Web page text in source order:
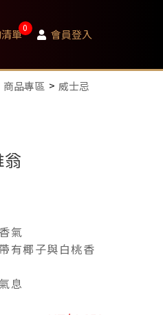
單0 會員登入
商品專區 威士忌
氣
有椰子與白桃香
息